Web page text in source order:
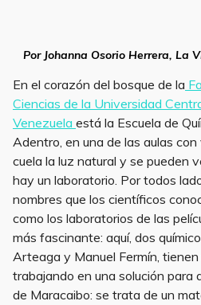
Por Johanna Osorio Herrera, La
En el corazón del bosque de la
Ciencias de la Universidad
Venezuela está la Escuela de
Adentro, en una de las aulas
cuela la luz natural y se pueden
hay un laboratorio. Por todos
nombres que los científicos
como los laboratorios de las
más fascinante: aquí, dos
Arteaga y Manuel Fermín,
trabajando en una solución para
de Maracaibo: se trata de un